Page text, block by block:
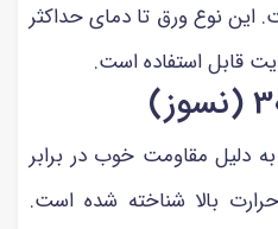
این نوع ورق تا دمای حداکثر
ورق استیل ۳۰۹ به دلیل مقاومت خوب در برابر
بالا شناخته شده است.